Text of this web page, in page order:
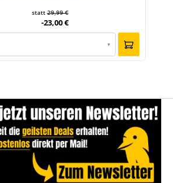
statt29,99 €
-23,00 €
▾